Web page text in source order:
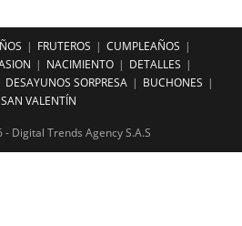
FRUTEROS
CUMPLEAÑOS
NACIMIENTO
DETALLES
DESAYUNOS SORPRESA
BUCHONES
SAN VALENTÍN
Digital Trends Agency S.A.S